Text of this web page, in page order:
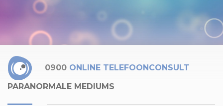
0900 ONLINE TELEFOONCONSULT
PARANORMALE MEDIUMS